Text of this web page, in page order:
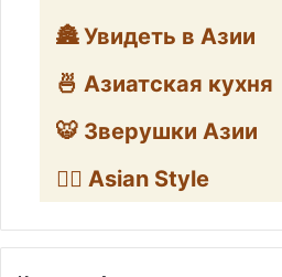
🏯 Увидеть в Азии
🍜 Азиатская кухня
🐯 Зверушки Азии
🧛‍♂️ Asian Style